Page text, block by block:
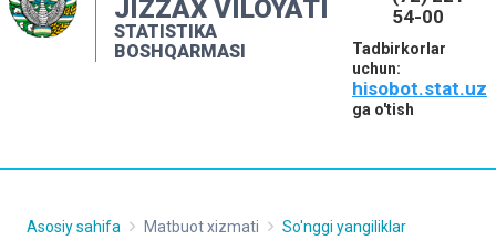
JIZZAX VILOYATI
STATISTIKA
BOSHQARMASI
54-00
Tadbirkorlar
uchun:
hisobot.stat.uz
ga o'tish
MATBUOT XIZMATI
Asosiy sahifa Matbuot xizmati So'nggi yangiliklar